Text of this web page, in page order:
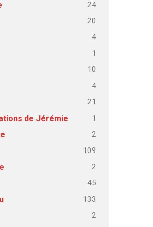
24
20
4
1
10
4
21
de Jérémie 1
2
109
2
45
133
2